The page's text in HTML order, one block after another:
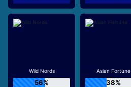
Wild Nords
56%
Asian Fortune
38%